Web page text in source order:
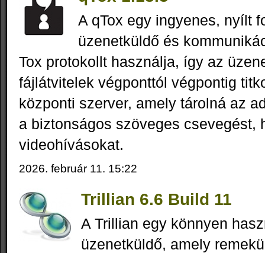
A qTox egy ingyenes, nyílt
üzenetküldő és
Tox protokollt használja, így az
fájlátvitelek végponttól végpontig
központi szerver, amely tárolná az
a biztonságos szöveges csevegést,
videohívásokat.
2026. február 11. 15:22
Trillian 6.6 Build 11
A Trillian egy könnyen
üzenetküldő, amely